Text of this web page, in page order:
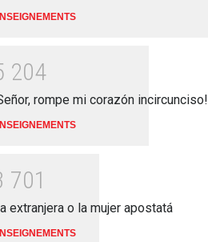
204
rompe mi corazón incircunciso!
701
extranjera o la mujer apostatá